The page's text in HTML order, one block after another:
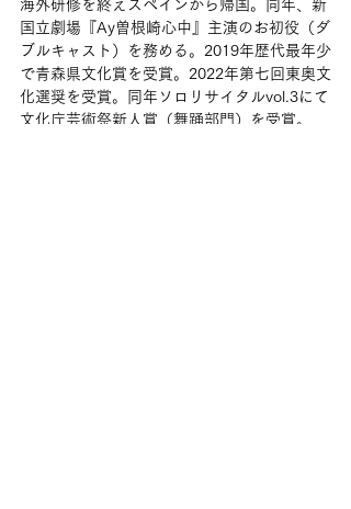
海外研修を終えスペインから帰国。同年、新
国立劇場『Ay曽根崎心中』主演のお初役（ダ
ブルキャスト）を務める。2019年歴代最年少
で青森県文化賞を受賞。2022年第七回東奥文
化選奨を受賞。同年ソロリサイタルvol.3にて
文化庁芸術祭新人賞（舞踊部門）を受賞。